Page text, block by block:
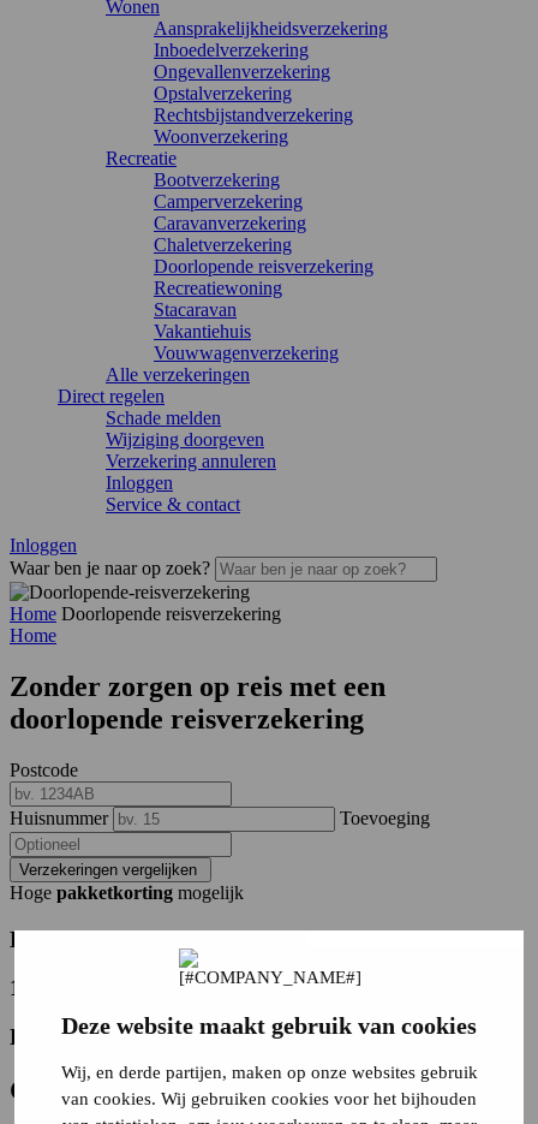
Deze website maakt gebruik van cookies
Wij, en derde partijen, maken op onze websites gebruik
van cookies. Wij gebruiken cookies voor het bijhouden
Wonen
Aansprakelijkheidsverzekering
Inboedelverzekering
Ongevallenverzekering
Opstalverzekering
Rechtsbijstandverzekering
Woonverzekering
Recreatie
Bootverzekering
Camperverzekering
Caravanverzekering
Chaletverzekering
Doorlopende reisverzekering
Recreatiewoning
Stacaravan
Vakantiehuis
Vouwwagenverzekering
Alle verzekeringen
Direct regelen
Schade melden
Wijziging doorgeven
Verzekering annuleren
Inloggen
Service & contact
Inloggen
Waar ben je naar op zoek?
Home Doorlopende reisverzekering
Home
Zonder zorgen op reis met een
doorlopende reisverzekering
Postcode
Huisnummer Toevoeging
Verzekeringen vergelijken
Hoge pakketkorting mogelijk
Europa of werelddekking
14 dagen bedenktijd
Hulp van onze experts
Ga direct naar